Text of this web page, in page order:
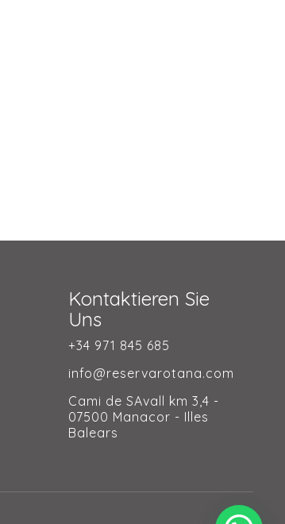
Kontaktieren Sie
Uns
+34 971 845 685
info@reservarotana.com
Cami de SAvall km 3,4 -
07500 Manacor - Illes
Balears